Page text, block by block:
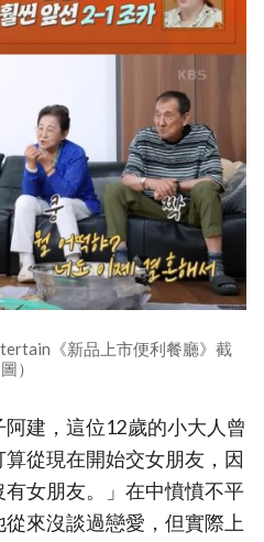
《新品上市便利餐廳》截
圖）
建，這位12歲的小大人曾
從現在開始交女朋友，因
女朋友。」在中憤憤不平
來沒談過戀愛，但實際上